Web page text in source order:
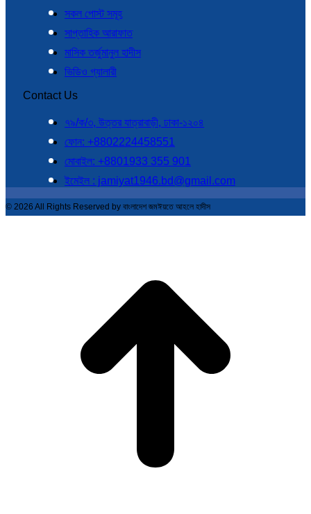
সকল পোস্ট সমূহ
সাপ্তাহিক আরাফাত
মাসিক তর্জুমানুল হাদীস
ভিডিও গ্যালারী
Contact Us
৭৯/ক/৩, উত্তর যাত্রাবাড়ী, ঢাকা-১২০৪
ফোন: +8802224458551
মোবাইল: +8801933 355 901
ইমেইল : jamiyat1946.bd@gmail.com
© 2026 All Rights Reserved by বাংলাদেশ জমঈয়তে আহলে হাদীস